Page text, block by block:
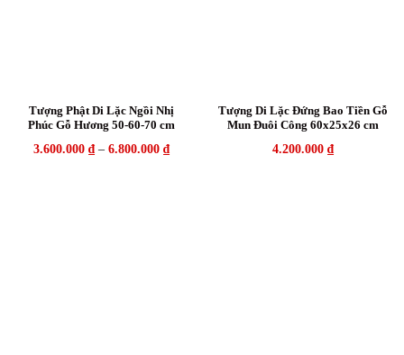
Tượng Phật Di Lặc Ngồi Nhị
Phúc Gỗ Hương 50-60-70 cm
3.600.000 ₫– 6.800.000 ₫
Tượng Di Lặc Đứng Bao Tiền Gỗ
Mun Đuôi Công 60x25x26 cm
4.200.000 ₫